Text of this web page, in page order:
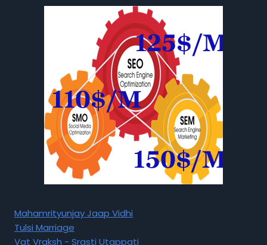
Mahamrityunjay Jaap Vidhi
Tulsi Marriage
Vat Vraksh - Srasti Utappati